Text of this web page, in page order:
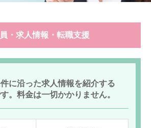
・求人情報・転職支援
に沿った求人情報を紹介する
。料金は一切かかりません。